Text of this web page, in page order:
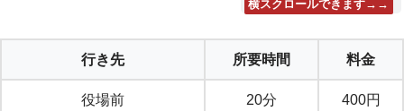
横スクロールできます→→
行き先 所要時間 料金
役場前 20分 400円